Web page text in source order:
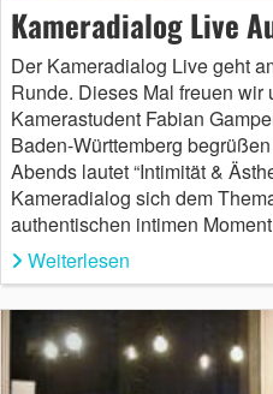
Kameradialog Live
Der Kameradialog Live geht
Runde. Dieses Mal freuen wir
Kamerastudent Fabian
Baden-Württemberg
Abends lautet “Intimität &
Kameradialog sich dem
authentischen intimen
Weiterlesen